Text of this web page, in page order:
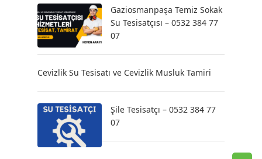
Gaziosmanpaşa Temiz Sokak
Su Tesisatçısı – 0532 384 77
07
Cevizlik Su Tesisatı ve Cevizlik Musluk Tamiri
Şile Tesisatçı – 0532 384 77
07